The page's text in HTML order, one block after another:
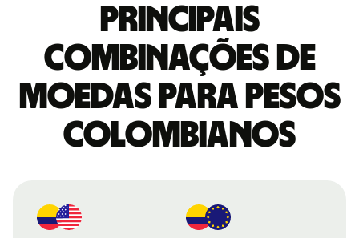
Principais
combinações de
moedas para Pesos
colombianos